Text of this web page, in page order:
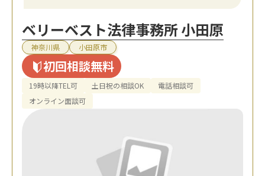
ベリーベスト法律事務所 小田原
神奈川県 小田原市
初回相談無料
19時以降TEL可 土日祝の相談OK
電話相談可
オンライン面談可